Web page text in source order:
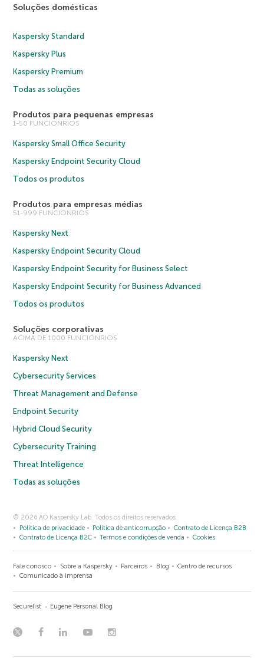
Soluções domésticas
Kaspersky Standard
Kaspersky Plus
Kaspersky Premium
Todas as soluções
Produtos para pequenas empresas
1-50 FUNCIONRIOS
Kaspersky Small Office Security
Kaspersky Endpoint Security Cloud
Todos os produtos
Produtos para empresas médias
51-999 FUNCIONRIOS
Kaspersky Next
Kaspersky Endpoint Security Cloud
Kaspersky Endpoint Security for Business Select
Kaspersky Endpoint Security for Business Advanced
Todos os produtos
Soluções corporativas
ACIMA DE 1000 FUNCIONRIOS
Kaspersky Next
Cybersecurity Services
Threat Management and Defense
Endpoint Security
Hybrid Cloud Security
Cybersecurity Training
Threat Intelligence
Todas as soluções
© 2026 AO Kaspersky Lab. Todos os direitos reservados.
Política de privacidade
Política de anticorrupção
Contrato de Licença B2B
Contrato de Licença B2C
Termos e condições de venda Cookies
Fale conosco Sobre a Kaspersky Parceiros Blog
Centro de recursos
Comunicado à imprensa
Securelist Eugene Personal Blog